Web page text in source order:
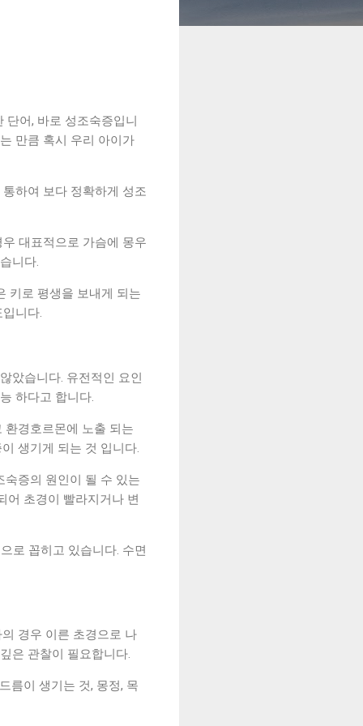
단어, 바로 성조숙증입니
만큼 혹시 우리 아이가
하여 보다 정확하게 성조
대표적으로 가슴에 몽우
니다.
키로 평생을 보내게 되는
니다.
았습니다. 유전적인 요인
하다고 합니다.
환경호르몬에 노출 되는
생기게 되는 것 입니다.
증의 원인이 될 수 있는
어 초경이 빨라지거나 변
로 꼽히고 있습니다. 수면
경우 이른 초경으로 나
은 관찰이 필요합니다.
름이 생기는 것, 몽정, 목